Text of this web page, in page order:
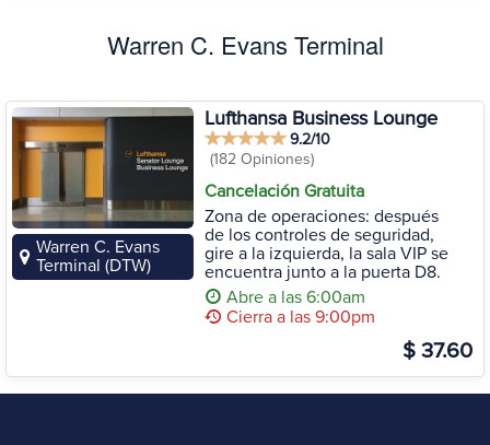
Warren C. Evans Terminal
Warren C. Evans
Terminal (DTW)
Lufthansa Business Lounge
9.2/10
(182 Opiniones)
Cancelación Gratuita
Zona de operaciones: después
de los controles de seguridad,
gire a la izquierda, la sala VIP se
encuentra junto a la puerta D8.
Abre a las 6:00am
Cierra a las 9:00pm
$ 37.60